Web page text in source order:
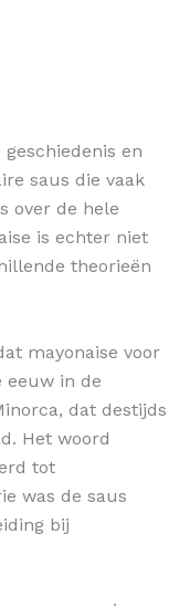
en
saus die vaak
over de hele
is echter niet
theorieën
mayonaise voor
eeuw in de
dat destijds
Het woord
tot
was de saus
bij